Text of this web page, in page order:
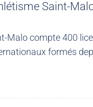
Saint-
Malo compte 400
formés